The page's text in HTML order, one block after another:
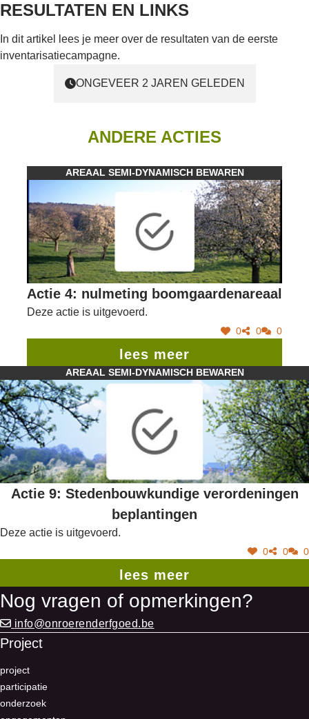
RESULTATEN EN LINKS
In dit artikel
lees je meer over de resultaten van de eerste
inventarisatiecampagne.
ONGEVEER 2 JAREN GELEDEN
ANDERE ACTIES
AREAAL SEMI-DYNAMISCH BEWAREN
Actie 4: nulmeting boomgaardenareaal
Deze actie is uitgevoerd.
0 0 0
lees meer
AREAAL SEMI-DYNAMISCH BEWAREN
Actie 9: Stedenbouwkundige verordeningen
beplantingen
Deze actie is uitgevoerd.
0 0 0
lees meer
Nog vragen of opmerkingen?
info@onroerenderfgoed.be
Project
project
participatie
onderzoek